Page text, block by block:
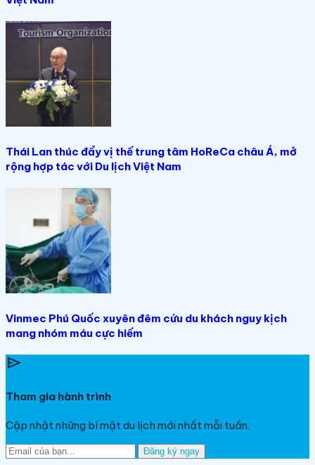
Thái Lan thúc đẩy vị thế trung tâm HoReCa châu Á, mở
rộng hợp tác với Du lịch Việt Nam
Vinmec Phú Quốc xuyên đêm cứu du khách nguy kịch
mang nhóm máu cực hiếm
send
Tham gia hành trình
Cập nhật những bí mật du lịch mới nhất mỗi tuần.
Đăng ký ngay